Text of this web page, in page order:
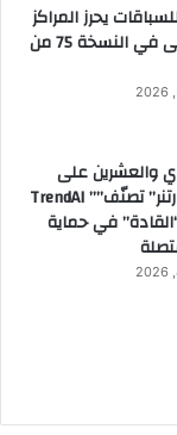
يحرز المراكز
الثلاثة الأولى في النسخة 75 من
والعشرين على
التوالي “جارتنر” تصنّف”” TrendAI
في حماية